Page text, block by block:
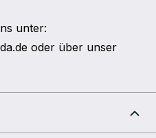
unter:
oder über unser